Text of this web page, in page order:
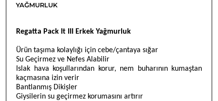
YAĞMURLUK
Regatta Pack It III Erkek Yağmurluk
Ürün taşıma kolaylığı için cebe/çantaya sığar
Su Geçirmez ve Nefes Alabilir
Islak hava koşullarından korur, nem buharının kumaştan
kaçmasına izin verir
Bantlanmış Dikişler
Giysilerin su geçirmez korumasını artırır